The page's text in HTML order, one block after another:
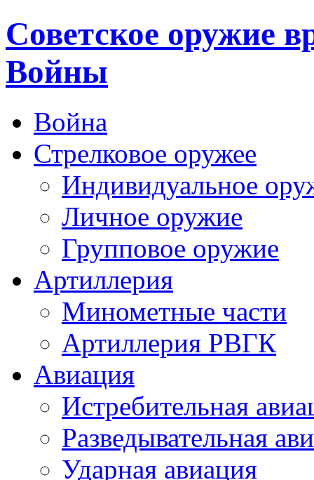
Cоветское оружие
Войны
Война
Стрелковое оружее
Индивидуальное
Личное оружие
Групповое оружие
Артиллерия
Минометные части
Артиллерия РВГК
Авиация
Истребительная
Разведывательная
Ударная авиация